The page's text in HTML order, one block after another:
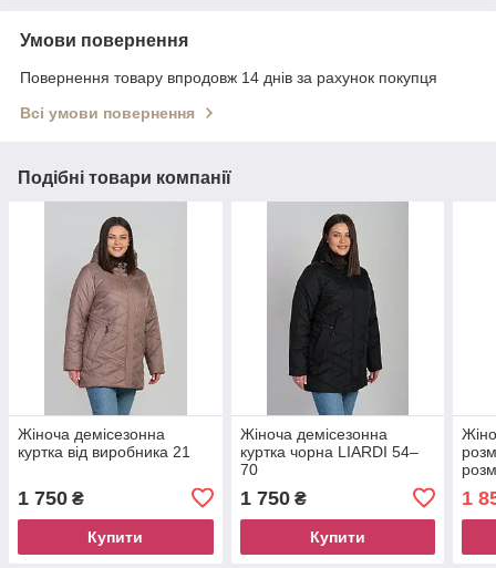
Умови повернення
Повернення товару впродовж 14 днів за рахунок покупця
Всі умови повернення
Подібні товари компанії
Жіноча демісезонна
куртка від виробника 21
1 750 ₴
Купити
Жіноча демісезонна
куртка чорна LIARDI 54–
70
1 750₴
Купити
1